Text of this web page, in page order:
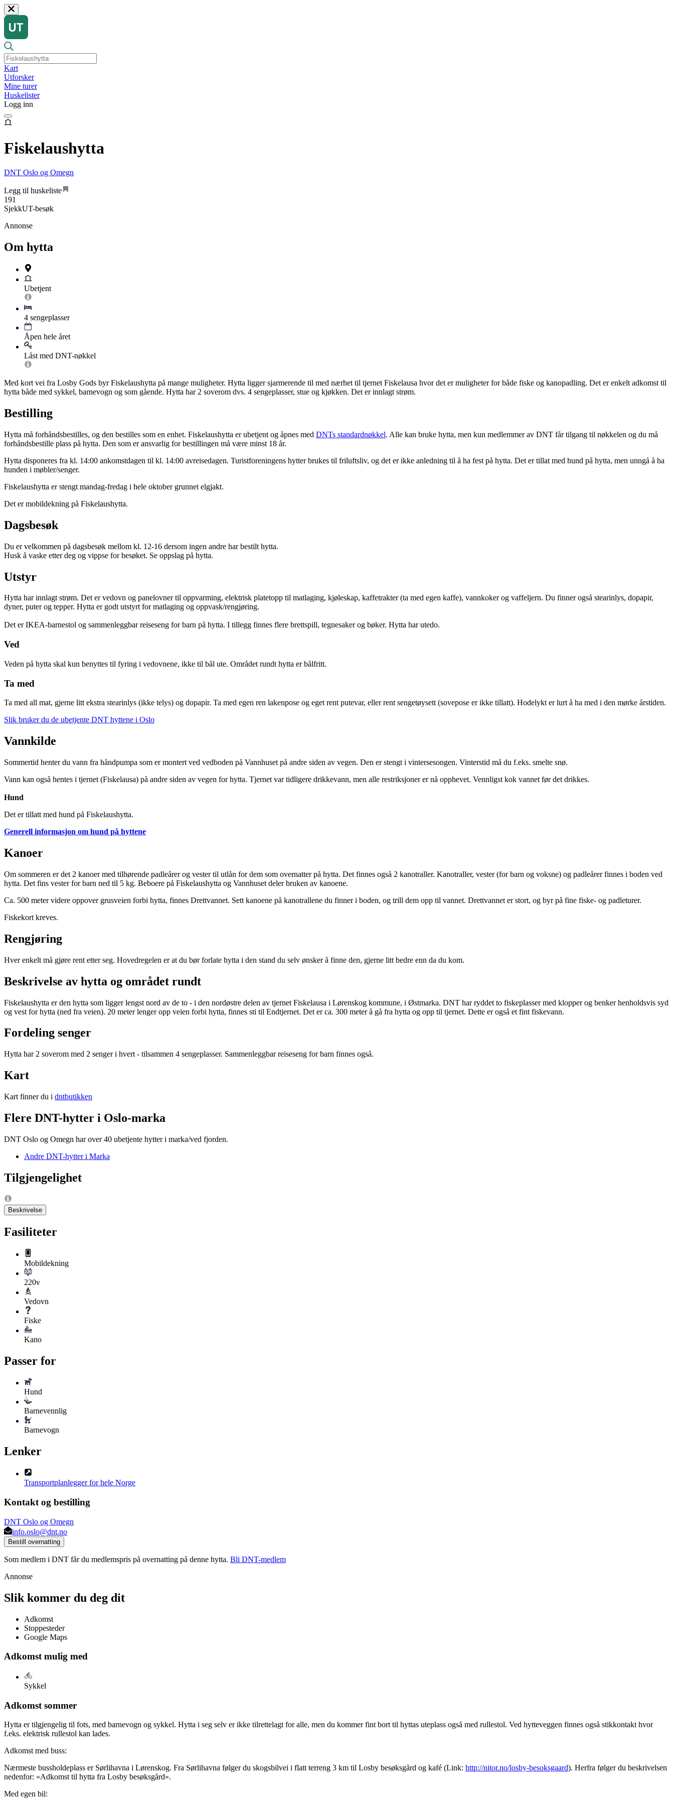
Kart
Utforsker
Mine turer
Huskelister
Logg inn
Fiskelaushytta
DNT Oslo og Omegn
Legg til huskeliste
191
SjekkUT-besøk
Annonse
Om hytta
Ubetjent
4 sengeplasser
Åpen hele året
Låst med DNT-nøkkel
Med kort vei fra Losby Gods byr Fiskelaushytta på mange muligheter. Hytta ligger sjarmerende til med nærhet til tjernet Fiskelausa hvor det er muligheter for både fiske og kanopadling. Det er enkelt adkomst til
hytta både med sykkel, barnevogn og som gående. Hytta har 2 soverom dvs. 4 sengeplasser, stue og kjøkken. Det er innlagt strøm.
Bestilling
Hytta må forhåndsbestilles, og den bestilles som en enhet. Fiskelaushytta er ubetjent og åpnes med DNTs standardnøkkel. Alle kan bruke hytta, men kun medlemmer av DNT får tilgang til nøkkelen og du må
forhåndsbestille plass på hytta. Den som er ansvarlig for bestillingen må være minst 18 år.
Hytta disponeres fra kl. 14:00 ankomstdagen til kl. 14:00 avreisedagen. Turistforeningens hytter brukes til friluftsliv, og det er ikke anledning til å ha fest på hytta. Det er tillat med hund på hytta, men unngå å ha
hunden i møbler/senger.
Fiskelaushytta er stengt mandag-fredag i hele oktober grunnet elgjakt.
Det er mobildekning på Fiskelaushytta.
Dagsbesøk
Du er velkommen på dagsbesøk mellom kl. 12-16 dersom ingen andre har bestilt hytta.
Husk å vaske etter deg og vippse for besøket. Se oppslag på hytta.
Utstyr
Hytta har innlagt strøm. Det er vedovn og panelovner til oppvarming, elektrisk platetopp til matlaging, kjøleskap, kaffetrakter (ta med egen kaffe), vannkoker og vaffeljern. Du finner også stearinlys, dopapir,
dyner, puter og tepper. Hytta er godt utstyrt for matlaging og oppvask/rengjøring.
Det er IKEA-barnestol og sammenleggbar reiseseng for barn på hytta. I tillegg finnes flere brettspill, tegnesaker og bøker. Hytta har utedo.
Ved
Veden på hytta skal kun benyttes til fyring i vedovnene, ikke til bål ute. Området rundt hytta er bålfritt.
Ta med
Ta med all mat, gjerne litt ekstra stearinlys (ikke telys) og dopapir. Ta med egen ren lakenpose og eget rent putevar, eller rent sengetøysett (sovepose er ikke tillatt). Hodelykt er lurt å ha med i den mørke årstiden.
Slik bruker du de ubetjente DNT hyttene i Oslo
Vannkilde
Sommertid henter du vann fra håndpumpa som er montert ved vedboden på Vannhuset på andre siden av vegen. Den er stengt i vintersesongen. Vinterstid må du f.eks. smelte snø.
Vann kan også hentes i tjernet (Fiskelausa) på andre siden av vegen for hytta. Tjernet var tidligere drikkevann, men alle restriksjoner er nå opphevet. Vennligst kok vannet før det drikkes.
Hund
Det er tillatt med hund på Fiskelaushytta.
Generell informasjon om hund på hyttene
Kanoer
Om sommeren er det 2 kanoer med tilhørende padleårer og vester til utlån for dem som overnatter på hytta. Det finnes også 2 kanotraller. Kanotraller, vester (for barn og voksne) og padleårer finnes i boden ved
hytta. Det fins vester for barn ned til 5 kg. Beboere på Fiskelaushytta og Vannhuset deler bruken av kanoene.
Ca. 500 meter videre oppover grusveien forbi hytta, finnes Drettvannet. Sett kanoene på kanotrallene du finner i boden, og trill dem opp til vannet. Drettvannet er stort, og byr på fine fiske- og padleturer.
Fiskekort kreves.
Rengjøring
Hver enkelt må gjøre rent etter seg. Hovedregelen er at du bør forlate hytta i den stand du selv ønsker å finne den, gjerne litt bedre enn da du kom.
Beskrivelse av hytta og området rundt
Fiskelaushytta er den hytta som ligger lengst nord av de to - i den nordøstre delen av tjernet Fiskelausa i Lørenskog kommune, i Østmarka. DNT har ryddet to fiskeplasser med klopper og benker henholdsvis syd
og vest for hytta (ned fra veien). 20 meter lenger opp veien forbi hytta, finnes sti til Endtjernet. Det er ca. 300 meter å gå fra hytta og opp til tjernet. Dette er også et fint fiskevann.
Fordeling senger
Hytta har 2 soverom med 2 senger i hvert - tilsammen 4 sengeplasser. Sammenleggbar reiseseng for barn finnes også.
Kart
Kart finner du i dntbutikken
Flere DNT-hytter i Oslo-marka
DNT Oslo og Omegn har over 40 ubetjente hytter i marka/ved fjorden.
Andre DNT-hytter i Marka
Tilgjengelighet
Beskrivelse
Fasiliteter
Mobildekning
220v
Vedovn
Fiske
Kano
Passer for
Hund
Barnevennlig
Barnevogn
Lenker
Transportplanlegger for hele Norge
Kontakt og bestilling
DNT Oslo og Omegn
info.oslo@dnt.no
Bestill overnatting
Som medlem i DNT får du medlemspris på overnatting på denne hytta. Bli DNT-medlem
Annonse
Slik kommer du deg dit
Adkomst
Stoppesteder
Google Maps
Adkomst mulig med
Sykkel
Adkomst sommer
Hytta er tilgjengelig til fots, med barnevogn og sykkel. Hytta i seg selv er ikke tilrettelagt for alle, men du kommer fint bort til hyttas uteplass også med rullestol. Ved hytteveggen finnes også stikkontakt hvor
f.eks. elektrisk rullestol kan lades.
Adkomst med buss:
Nærmeste bussholdeplass er Sørlihavna i Lørenskog. Fra Sørlihavna følger du skogsbilvei i flatt terreng 3 km til Losby besøksgård og kafé (Link: http://nitor.no/losby-besoksgaard). Herfra følger du beskrivelsen
nedenfor: «Adkomst til hytta fra Losby besøksgård».
Med egen bil: